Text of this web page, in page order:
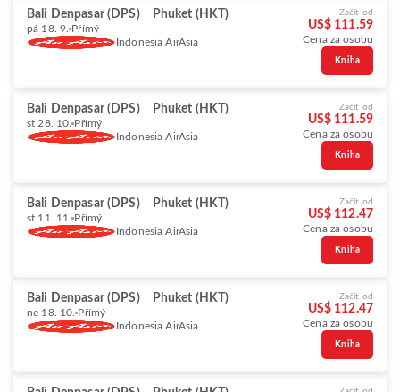
Bali Denpasar (DPS) Phuket (HKT)
pá 18. 9. Přímý
Indonesia AirAsia
Začít od
US$ 111.59
Cena za osobu
Kniha
Bali Denpasar (DPS) Phuket (HKT)
st 28. 10. Přímý
Indonesia AirAsia
Začít od
US$ 111.59
Cena za osobu
Kniha
Bali Denpasar (DPS) Phuket (HKT)
st 11. 11. Přímý
Indonesia AirAsia
Začít od
US$ 112.47
Cena za osobu
Kniha
Bali Denpasar (DPS) Phuket (HKT)
ne 18. 10. Přímý
Indonesia AirAsia
Začít od
US$ 112.47
Cena za osobu
Kniha